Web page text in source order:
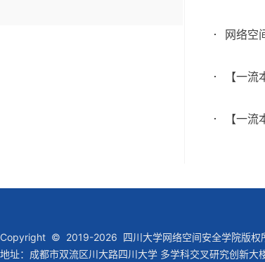
网络空
【一
【一
Copyright © 2019-2026 四川大学网络空间安全学院版权
地址：成都市双流区川大路四川大学 多学科交叉研究创新